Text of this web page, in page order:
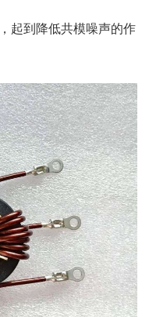
起到降低共模噪声的作